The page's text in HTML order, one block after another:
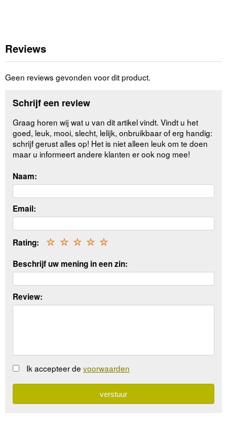
Reviews
Geen reviews gevonden voor dit product.
Schrijf een review
Graag horen wij wat u van dit artikel vindt. Vindt u het
goed, leuk, mooi, slecht, lelijk, onbruikbaar of erg handig:
schrijf gerust alles op! Het is niet alleen leuk om te doen
maar u informeert andere klanten er ook nog mee!
Naam:
Email:
Rating: ☆
☆
☆
☆
☆
Beschrijf uw mening in een zin:
Review:
Ik accepteer de voorwaarden